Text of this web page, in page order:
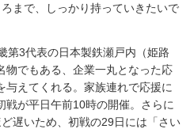
まで、しっかり持っていきたいで
3代表の日本製鉄瀬戸内（姫路
物でもある、企業一丸となった応
与えてくれる。家族連れで応援に
戦が平日午前10時の開催。さらに
遅いため、初戦の29日には「さい